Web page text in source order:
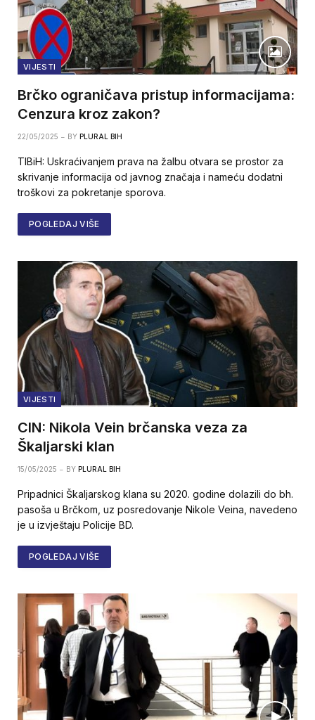
VIJESTI
Brčko ograničava pristup informacijama:
Cenzura kroz zakon?
22/05/2025 BY PLURAL BIH
TIBiH: Uskraćivanjem prava na žalbu otvara se prostor za
skrivanje informacija od javnog značaja i nameću dodatni
troškovi za pokretanje sporova.
POGLEDAJ VIŠE
VIJESTI
CIN: Nikola Vein brčanska veza za
Škaljarski klan
15/05/2025 BY PLURAL BIH
Pripadnici Škaljarskog klana su 2020. godine dolazili do bh.
pasoša u Brčkom, uz posredovanje Nikole Veina, navedeno
je u izvještaju Policije BD.
POGLEDAJ VIŠE